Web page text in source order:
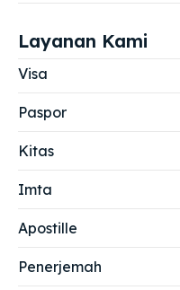
Layanan Kami
Visa
Paspor
Kitas
Imta
Apostille
Penerjemah